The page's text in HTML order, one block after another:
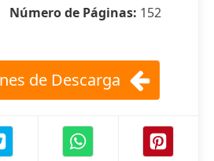
Número de Páginas: 152
de Descarga